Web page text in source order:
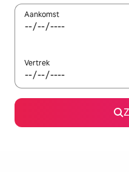
Aankomst
Vertrek